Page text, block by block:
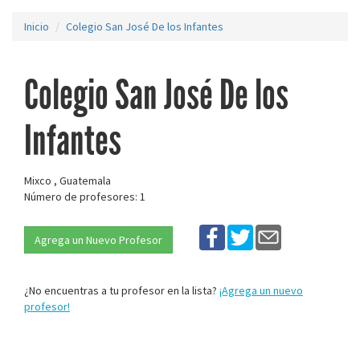
Inicio Colegio San José De los Infantes
Colegio San José De los
Infantes
Mixco , Guatemala
Número de profesores: 1
Agrega un Nuevo Profesor
¿No encuentras a tu profesor en la lista? ¡Agrega un nuevo
profesor!